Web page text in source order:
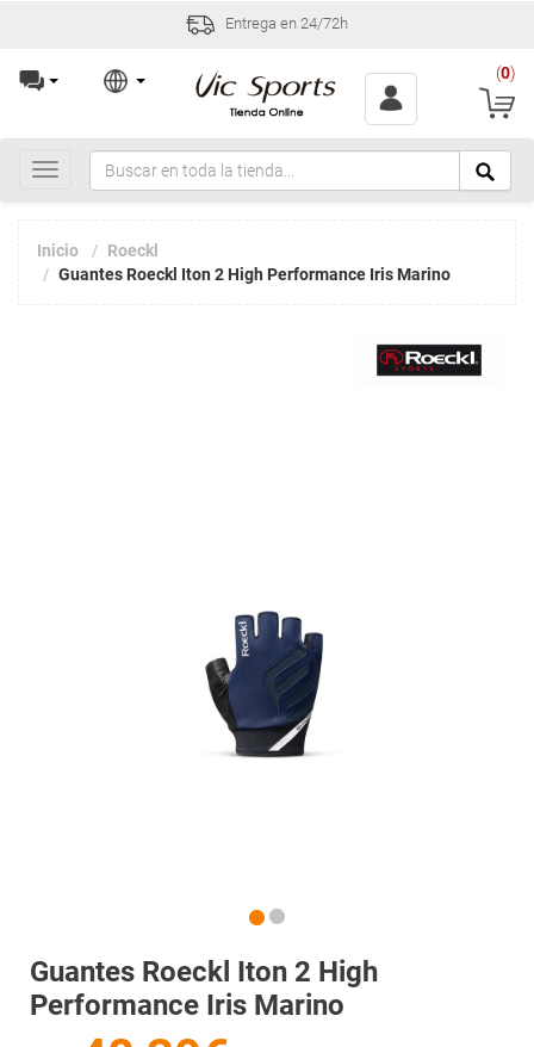
Entrega en 24/72h
(0)
Toggle
navigation
Inicio
Roeckl
Guantes Roeckl Iton 2 High Performance Iris Marino
Guantes Roeckl Iton 2 High
Performance Iris Marino